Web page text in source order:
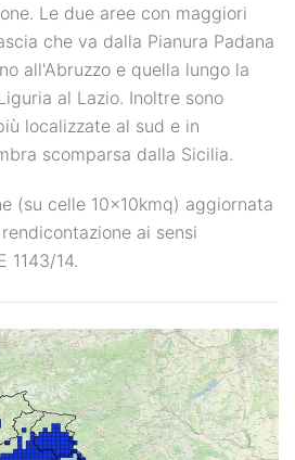
Le due aree con maggiori
che va dalla Pianura Padana
all'Abruzzo e quella lungo la
al Lazio. Inoltre sono
localizzate al sud e in
scomparsa dalla Sicilia.
(su celle 10x10kmq) aggiornata
ai sensi
1143/14.